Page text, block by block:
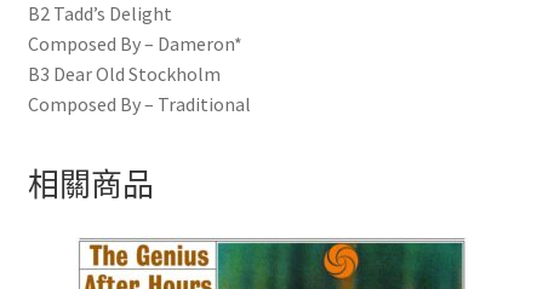
B2 Tadd’s Delight
Composed By – Dameron*
B3 Dear Old Stockholm
Composed By – Traditional
相關商品